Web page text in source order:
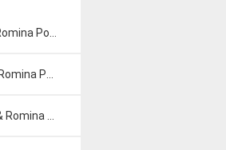
Power
- Sempre Sempre
_Felicita_ HQ Audio